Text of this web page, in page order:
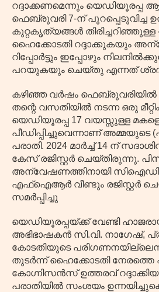
റദ്ദാക്കണമെന്നും യെഡിയൂരപ്പ
ഫെബ്രുവരി 7-ന് പുറപ്പെടുവിച്ച
കുറ്റകൃത്യങ്ങൾ
ഹൈക്കോടതി റദ്ദാക്കുകയും
റിപ്പോർട്ടും ഇപ്പോഴും
പറയുകയും ചെയ്‌തു എന്നത്
കഴിഞ്ഞ വർഷം
തന്റെ വസതിയിൽ നടന്ന ഒരു
യെഡിയൂരപ്പ 17 വയസ്സുള്ള
പീഡിപ്പിച്ചുവെന്നാണ് അമ്മയുടെ
പരാതി. 2024 മാർച്ച് 14 ന്
കേസ് രജിസ്റ്റർ ചെയ്തിരുന്നു.
അന്വേഷണത്തിനായി
എഫ്‌ഐആർ വീണ്ടും രജിസ്റ്റർ
സമർപ്പിച്ചു
യെഡിയൂരപ്പയ്ക്ക് വേണ്ടി
അഭിഭാഷകൻ സി.വി. നാഗേഷ്,
കോടതിയുടെ
തുടർന്ന് ഹൈക്കോടതി നേരത്തെ
കോഗ്നിസൻസ് ഉത്തരവ്
പരാതിയിൽ സംശയം